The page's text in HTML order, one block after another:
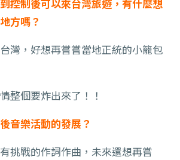
控制後可以來台灣旅遊，有什麼想
方嗎？
灣，好想再嘗嘗當地正統的小籠包
整個要炸出來了！！
音樂活動的發展？
挑戰的作詞作曲，未來還想再嘗